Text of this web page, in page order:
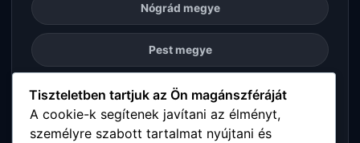
Nógrád megye
Pest megye
Somogy megye
Szabolcs-Szatmár-Bereg megye
Tiszteletben tartjuk az Ön magánszféráját
A cookie-k segítenek javítani az élményt,
személyre szabott tartalmat nyújtani és